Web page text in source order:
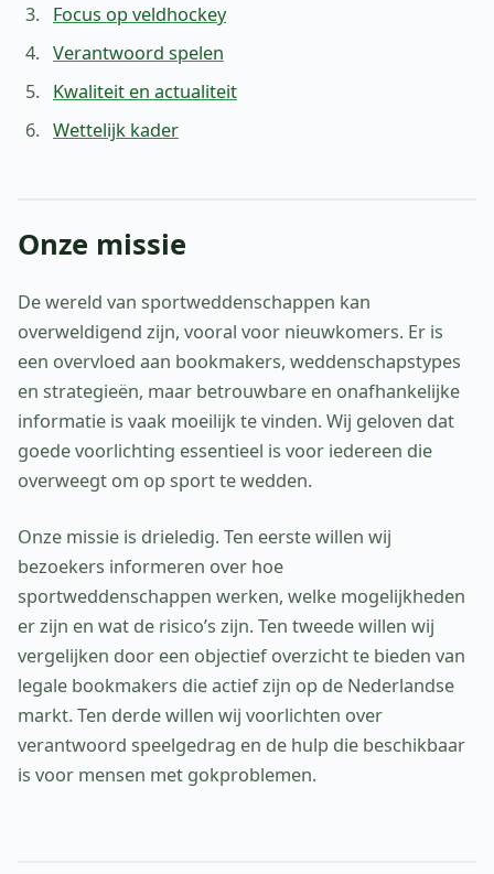
Focus op veldhockey
Verantwoord spelen
Kwaliteit en actualiteit
Wettelijk kader
Onze missie
De wereld van sportweddenschappen kan
overweldigend zijn, vooral voor nieuwkomers. Er is
een overvloed aan bookmakers, weddenschapstypes
en strategieën, maar betrouwbare en onafhankelijke
informatie is vaak moeilijk te vinden. Wij geloven dat
goede voorlichting essentieel is voor iedereen die
overweegt om op sport te wedden.
Onze missie is drieledig. Ten eerste willen wij
bezoekers informeren over hoe
sportweddenschappen werken, welke mogelijkheden
er zijn en wat de risico’s zijn. Ten tweede willen wij
vergelijken door een objectief overzicht te bieden van
legale bookmakers die actief zijn op de Nederlandse
markt. Ten derde willen wij voorlichten over
verantwoord speelgedrag en de hulp die beschikbaar
is voor mensen met gokproblemen.